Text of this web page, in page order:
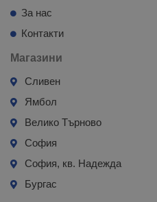
За нас
Контакти
Магазини
Сливен
Ямбол
Велико Търново
София
София, кв. Надежда
Бургас